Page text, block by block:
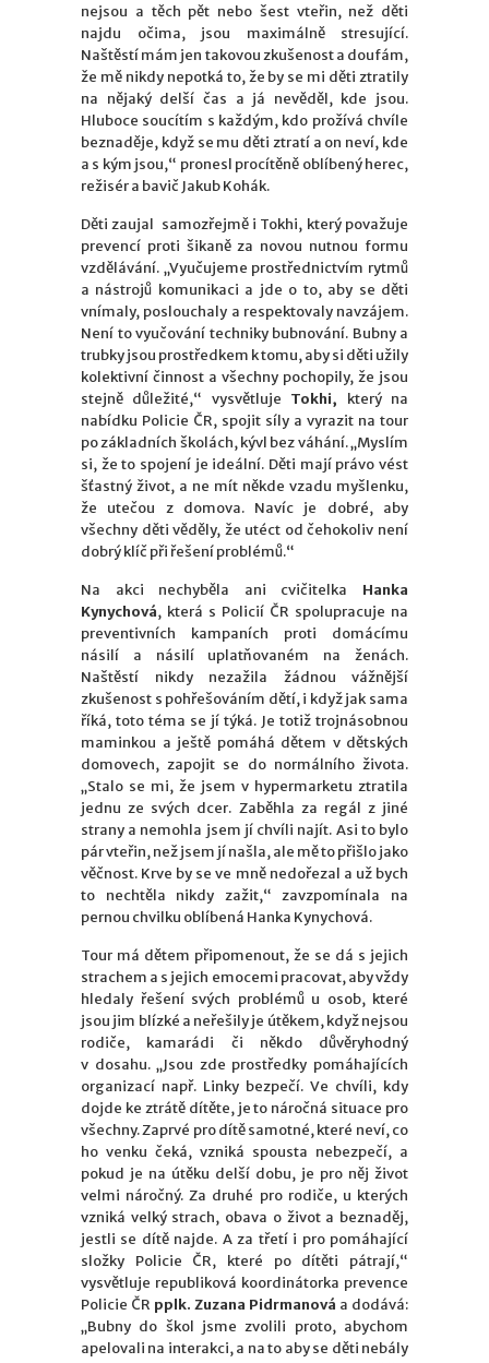
nejsou a těch pět nebo šest vteřin, než děti
najdu očima, jsou maximálně stresující.
Naštěstí mám jen takovou zkušenost a doufám,
že mě nikdy nepotká to, že by se mi děti ztratily
na nějaký delší čas a já nevěděl, kde jsou.
Hluboce soucítím s každým, kdo prožívá chvíle
beznaděje, když se mu děti ztratí a on neví, kde
a s kým jsou,“ pronesl procítěně oblíbený herec,
režisér a bavič Jakub Kohák.
Děti zaujal samozřejmě i Tokhi, který považuje
prevencí proti šikaně za novou nutnou formu
vzdělávání. „Vyučujeme prostřednictvím rytmů
a nástrojů komunikaci a jde o to, aby se děti
vnímaly, poslouchaly a respektovaly navzájem.
Není to vyučování techniky bubnování. Bubny a
trubky jsou prostředkem k tomu, aby si děti užily
kolektivní činnost a všechny pochopily, že jsou
stejně důležité,“ vysvětluje Tokhi, který na
nabídku Policie ČR, spojit síly a vyrazit na tour
po základních školách, kývl bez váhání. „Myslím
si, že to spojení je ideální. Děti mají právo vést
šťastný život, a ne mít někde vzadu myšlenku,
že utečou z domova. Navíc je dobré, aby
všechny děti věděly, že utéct od čehokoliv není
dobrý klíč při řešení problémů.“
Na akci nechyběla ani cvičitelka Hanka
Kynychová, která s Policií ČR spolupracuje na
preventivních kampaních proti domácímu
násilí a násilí uplatňovaném na ženách.
Naštěstí nikdy nezažila žádnou vážnější
zkušenost s pohřešováním dětí, i když jak sama
říká, toto téma se jí týká. Je totiž trojnásobnou
maminkou a ještě pomáhá dětem v dětských
domovech, zapojit se do normálního života.
„Stalo se mi, že jsem v hypermarketu ztratila
jednu ze svých dcer. Zaběhla za regál z jiné
strany a nemohla jsem jí chvíli najít. Asi to bylo
pár vteřin, než jsem jí našla, ale mě to přišlo jako
věčnost. Krve by se ve mně nedořezal a už bych
to nechtěla nikdy zažit,“ zavzpomínala na
pernou chvilku oblíbená Hanka Kynychová.
Tour má dětem připomenout, že se dá s jejich
strachem a s jejich emocemi pracovat, aby vždy
hledaly řešení svých problémů u osob, které
jsou jim blízké a neřešily je útěkem, když nejsou
rodiče, kamarádi či někdo důvěryhodný
v dosahu. „Jsou zde prostředky pomáhajících
organizací např. Linky bezpečí. Ve chvíli, kdy
dojde ke ztrátě dítěte, je to náročná situace pro
všechny. Zaprvé pro dítě samotné, které neví, co
ho venku čeká, vzniká spousta nebezpečí, a
pokud je na útěku delší dobu, je pro něj život
velmi náročný. Za druhé pro rodiče, u kterých
vzniká velký strach, obava o život a beznaděj,
jestli se dítě najde. A za třetí i pro pomáhající
složky Policie ČR, které po dítěti pátrají,“
vysvětluje republiková koordinátorka prevence
Policie ČR pplk. Zuzana Pidrmanová a dodává:
„Bubny do škol jsme zvolili proto, abychom
apelovali na interakci, a na to aby se děti nebály